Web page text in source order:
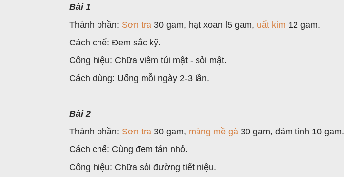
Bài 1
Thành phần: Sơn tra 30 gam, hạt xoan l5 gam, uất kim 12 gam.
Cách chế: Đem sắc kỹ.
Công hiệu: Chữa viêm túi mật - sỏi mật.
Cách dùng: Uống mỗi ngày 2-3 lần.
Bài 2
Thành phần: Sơn tra 30 gam, màng mề gà 30 gam, đảm tinh 10 gam.
Cách chế: Cùng đem tán nhỏ.
Công hiệu: Chữa sỏi đường tiết niệu.